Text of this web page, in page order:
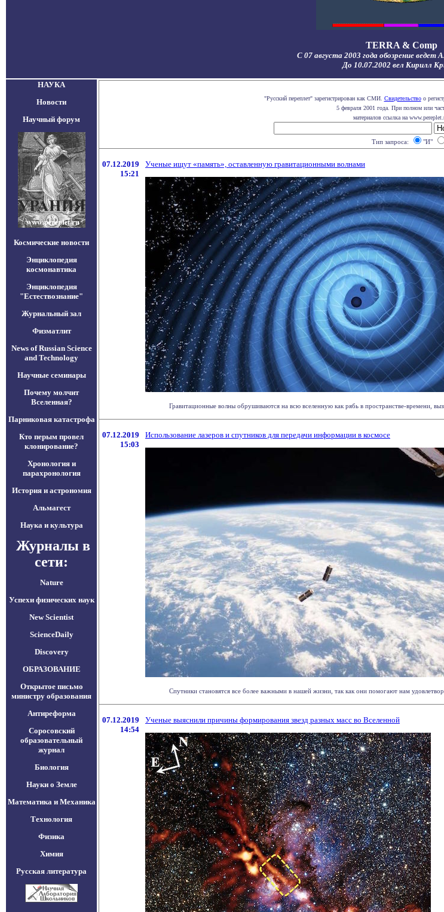
TERRA & Comp
С 07 августа 2003 года обозрение ведет
До 10.07.2002 вел Кирилл
НАУКА
Новости
Научный форум
Космические новости
Энциклопедия
космонавтика
Энциклопедия
"Естествознание"
Журнальный зал
Физматлит
News of Russian Science
and Technology
Научные семинары
Почему молчит
Вселенная?
Парниковая катастрофа
Кто перым провел
клонирование?
Хронология и
парахронология
История и астрономия
Альмагест
Наука и культура
Журналы в
сети:
Nature
Успехи физических наук
New Scientist
ScienceDaily
Discovery
ОБРАЗОВАНИЕ
Открытое письмо
министру образования
Антиреформа
Соросовский
образовательный
журнал
Биология
Науки о Земле
Математика и Механика
Технология
Физика
Химия
Русская литература
"Русский переплет" зарегистрирован как СМИ. Свидетельствоо
5 февраля 2001 года. При полном или
материалов ссылка на
Тип запроса: "И"
07.12.2019
15:21
Ученые ищут «память», оставленную гравитационными волнами
Гравитационные волны обрушиваются на всю вселенную как рябь в пространстве-времени,
07.12.2019
15:03
Использование лазеров и спутников для передачи информации в космосе
Спутники становятся все более важными в нашей жизни, так как они помогают нам
07.12.2019
14:54
Ученые выяснили причины формирования звезд разных масс во Вселенной